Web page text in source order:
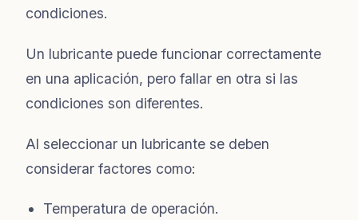
condiciones.
Un lubricante puede funcionar correctamente
en una aplicación, pero fallar en otra si las
condiciones son diferentes.
Al seleccionar un lubricante se deben
considerar factores como:
Temperatura de operación.